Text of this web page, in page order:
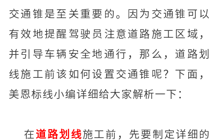
交通锥是至关重要的。因为交通锥可以
有效地提醒驾驶员注意道路施工区域，
并引导车辆安全地通行，那么，道路划
线施工前该如何设置交通锥呢？下面，
美恩标线小编详细给大家解析一下：
在 道路划线施工前，先要制定详细的